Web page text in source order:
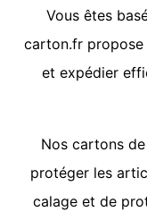
Vous êtes
carton.fr
et expédier
Nos cartons
protéger les
calage et de